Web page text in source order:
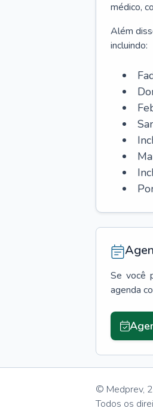
médico,
Além
incluindo:
Se você
agenda
© Medprev,
Todos os